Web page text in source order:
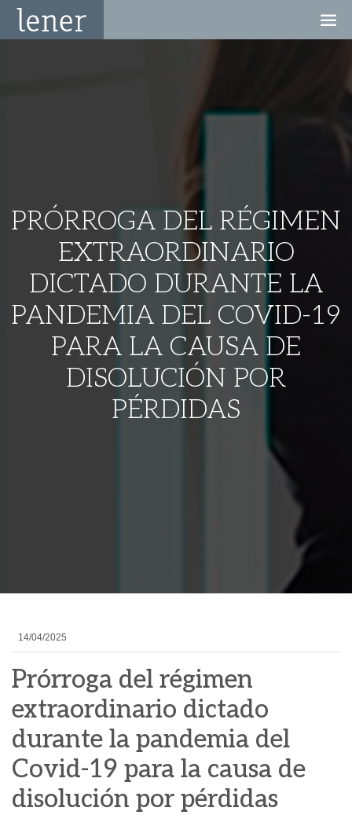
PRÓRROGA DEL RÉGIMEN
EXTRAORDINARIO
DICTADO DURANTE LA
PANDEMIA DEL COVID-19
PARA LA CAUSA DE
DISOLUCIÓN POR
PÉRDIDAS
14/04/2025
Prórroga del régimen
extraordinario dictado
durante la pandemia del
Covid-19 para la causa de
disolución por pérdidas